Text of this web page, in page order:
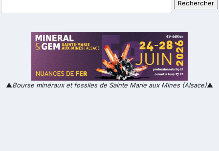
▲Bourse minéraux et fossiles de Sainte Marie aux Mines (Alsace)▲